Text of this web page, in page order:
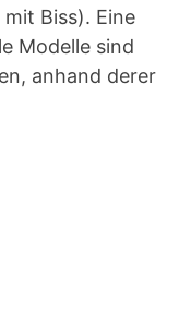
mit Biss). Eine
Modelle sind
anhand derer